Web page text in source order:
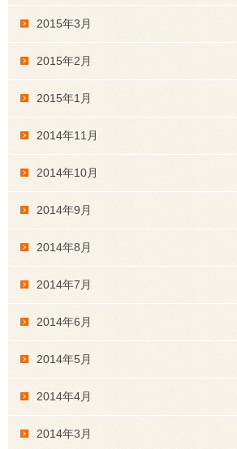
2015年3月
2015年2月
2015年1月
2014年11月
2014年10月
2014年9月
2014年8月
2014年7月
2014年6月
2014年5月
2014年4月
2014年3月